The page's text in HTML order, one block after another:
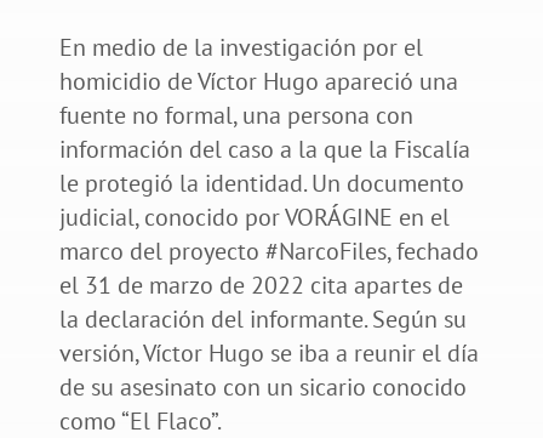
En medio de la investigación por el
homicidio de Víctor Hugo apareció una
fuente no formal, una persona con
información del caso a la que la Fiscalía
le protegió la identidad. Un documento
judicial, conocido por VORÁGINE en el
marco del proyecto #NarcoFiles, fechado
el 31 de marzo de 2022 cita apartes de
la declaración del informante. Según su
versión, Víctor Hugo se iba a reunir el día
de su asesinato con un sicario conocido
como “El Flaco”.